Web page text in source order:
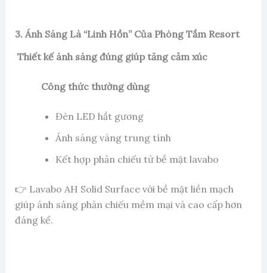
3. Ánh Sáng Là “Linh Hồn” Của Phòng Tắm Resort
Thiết kế ánh sáng đúng giúp tăng cảm xúc
Công thức thường dùng
Đèn LED hắt gương
Ánh sáng vàng trung tính
Kết hợp phản chiếu từ bề mặt lavabo
👉 Lavabo AH Solid Surface với bề mặt liền mạch
giúp ánh sáng phản chiếu mềm mại và cao cấp hơn
đáng kể.